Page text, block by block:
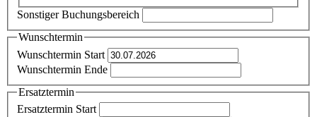
Sonstiger Buchungsbereich
Wunschtermin
Wunschtermin Start
Wunschtermin Ende
Ersatztermin
Ersatztermin Start